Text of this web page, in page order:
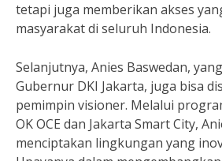
tetapi juga memberikan akses
masyarakat di seluruh Indonesia.
Selanjutnya, Anies Baswedan,
Gubernur DKI Jakarta, juga bisa
pemimpin visioner. Melalui
OK OCE dan Jakarta Smart City,
menciptakan lingkungan yang